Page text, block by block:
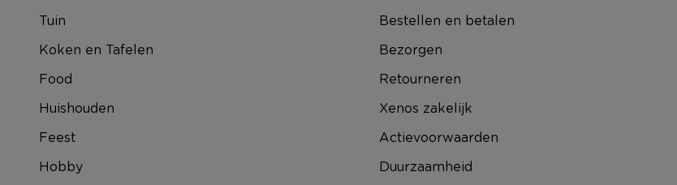
Tuin
Koken en Tafelen
Food
Huishouden
Feest
Hobby
Bestellen en betalen
Bezorgen
Retourneren
Xenos zakelijk
Actievoorwaarden
Duurzaamheid